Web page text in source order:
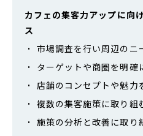
カフェの集客力アップに向
ス
市場調査を行い周辺のニ
ターゲットや商圏を明確
店舗のコンセプトや魅力
複数の集客施策に取り組
施策の分析と改善に取り